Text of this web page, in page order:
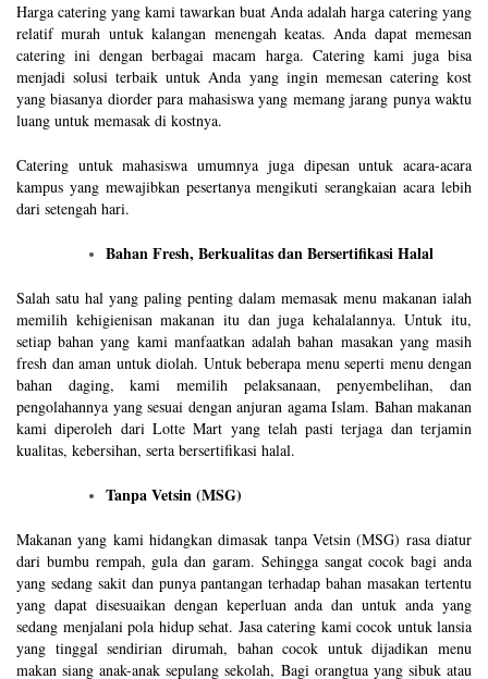
Harga catering yang kami tawarkan buat Anda adalah harga catering yang
relatif murah untuk kalangan menengah keatas. Anda dapat memesan
catering ini dengan berbagai macam harga. Catering kami juga bisa
menjadi solusi terbaik untuk Anda yang ingin memesan catering kost
yang biasanya diorder para mahasiswa yang memang jarang punya waktu
luang untuk memasak di kostnya.
Catering untuk mahasiswa umumnya juga dipesan untuk acara-acara
kampus yang mewajibkan pesertanya mengikuti serangkaian acara lebih
dari setengah hari.
Bahan Fresh, Berkualitas dan Bersertifikasi Halal
Salah satu hal yang paling penting dalam memasak menu makanan ialah
memilih kehigienisan makanan itu dan juga kehalalannya. Untuk itu,
setiap bahan yang kami manfaatkan adalah bahan masakan yang masih
fresh dan aman untuk diolah. Untuk beberapa menu seperti menu dengan
bahan daging, kami memilih pelaksanaan, penyembelihan, dan
pengolahannya yang sesuai dengan anjuran agama Islam. Bahan makanan
kami diperoleh dari Lotte Mart yang telah pasti terjaga dan terjamin
kualitas, kebersihan, serta bersertifikasi halal.
Tanpa Vetsin (MSG)
Makanan yang kami hidangkan dimasak tanpa Vetsin (MSG) rasa diatur
dari bumbu rempah, gula dan garam. Sehingga sangat cocok bagi anda
yang sedang sakit dan punya pantangan terhadap bahan masakan tertentu
yang dapat disesuaikan dengan keperluan anda dan untuk anda yang
sedang menjalani pola hidup sehat. Jasa catering kami cocok untuk lansia
yang tinggal sendirian dirumah, bahan cocok untuk dijadikan menu
makan siang anak-anak sepulang sekolah, Bagi orangtua yang sibuk atau